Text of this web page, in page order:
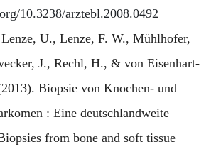
10.3238/arztebl.2008.0492
U., Lenze, F. W., Mühlhofer,
J., Rechl, H., & von Eisenhart-
Biopsie von Knochen- und
: Eine deutschlandweite
from bone and soft tissue